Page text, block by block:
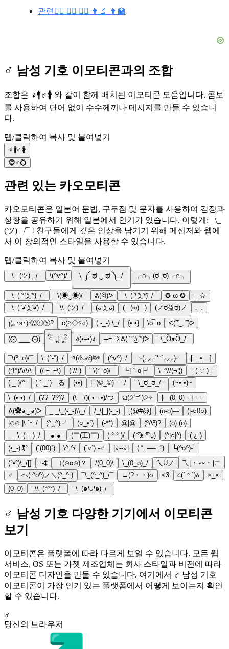
관련💇‍♂️ 👱‍♂️ 🤹‍♂️ 👨‍🔬 👨‍🏫
♂️ 남성 기호 이모티콘과의 조합
조합은 ♀️🚹♂️🚺 와 같이 함께 배치된 이모티콘 모음입니다. 콤보
를 사용하여 단어 없이 수수께끼나 메시지를 만들 수 있습니
다.
탭/클릭하여 복사 및 붙여넣기
♀️🚹♂️🚺
🧔♂️💍
관련 있는 카오모티콘
카오모티콘은 일본어 문법, 구두점 및 문자를 사용하여 감정과
상황을 공유하기 위해 일본에서 인기가 있습니다. 이렇게: ¯\_
(ツ) _/¯ ! 친구들에게 깊은 인상을 남기기 위해 메신저와 웹에
서 이 창의적인 스타일을 사용할 수 있습니다.
탭/클릭하여 복사 및 붙여넣기
¯\_ (ツ) _/¯ \(^v^)/ ¯\_༼ ಥ ‿ ಥ ༽_/¯ ╭∩╮(ಠ_ಠ)╭∩╮
¯\_( ͡° ͜ʖ ͡°)_/¯ ¯\(◉‿◉)/¯ ᕕ(ᐛ)ᕗ ¯\_( ͡❛ ͜ʖ ͡❛)_/¯ ✪ ω ✪
-_☆
¯\_( ͡◕ ͜ʖ ͡◕)_/¯
¯\\_(ツ)_/¯ (ᴗ ͜ʖ ᴗ) ( ¯(∞)¯ ) (ノಠ益ಠ)ノ
._.
ɿ(｡･ɜ･)ɾⓌⓗⓨ?
c(≧◇≦c) ( -_-) \_/ {• •} \ō͡≡o ᕙ(͡°‿ ͡°)ᕗ
(⨀ ___ ⨀) ིૂૂ|◌ૂྀ ง(•–•)ง ─=≡Σᕕ( ͡° ͜ʖ ͡°)ᕗ ¯\_ȌᴥȌ_/¯
¯\(º_o)/¯ \_(°-°)_/ ٩(ര̀ᴗര́)ᵇʸᵉ (^v^)_/ ╰(⸝⸝⸝´꒳`⸝⸝⸝)╯
[__•__]
(°!°)/\/\/\
(/ ÷_÷\) (-//-) ¯\(°_o)/¯ ┗|｀o′|┛ \_^//(¬¦¦)
┐( ∵ )┌
(-_-)/^-
(｀_´)ゞる (••) |--(©_©) - - / ¯\_ಠ_ಠ_/¯
(~•-•)~
\_(•-•)_/
(??_??)? (\__/)( • - •)/つ ଘ(੭ˊ꒳ˋ)੭✧
|—(0_0)—|- - -
ᕕ(✿◕‿◕)ᕗ
_ _\_(-_-)\\_/ /_\|_|(-_-) [(@#@] (o-o)---
(|-○0○)
|⊙⊙ |\ `~ /
(^‿^) ╯ (○_•`) (-**) @|@ (º∆º)?
(o) (o)
_ _\_(-_-)_/
-●-●- (￣(工)￣) ( ° ° )/ ( ͡°ᴥ ͡° ʋ) (^|○|^)
(-¿-)
(•_-)🏌°
(`(00)`) \^.^/ (`▿´)┌♂ |∘--∘| ( “. —- .”)
└(^o^)┘
(°•°)\_/[]
:-‡ （(⊙o⊙)？ /(0_0)\ \_(0_o)_/ 乀Uノ
乁| ･ 〰 ･ |ㄏ
♂
ヘ(.^o^)ノ＼(^_^.) ¯\_(^_^)_/¯ →(?・・)σ <3 ૮(ˊ ᵔ ˋ)ა
×_×
(0_0)
¯\\_(°^°)_/¯ ¯\_(๑❛ᴗ❛๑)_/¯
♂️ 남성 기호 다양한 기기에서 이모티콘
보기
이모티콘은 플랫폼에 따라 다르게 보일 수 있습니다. 모든 웹
서비스, OS 또는 가젯 제조업체는 회사 스타일과 비전에 따라
이모티콘 디자인을 만들 수 있습니다. 여기에서 ♂️ 남성 기호
이모티콘이 가장 인기 있는 플랫폼에서 어떻게 보이는지 확인
할 수 있습니다.
♂️
당신의 브라우저